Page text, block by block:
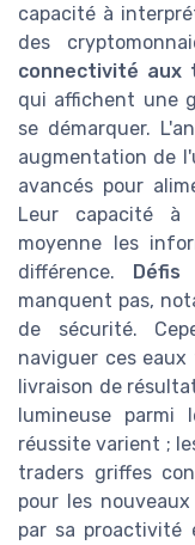
capacité à
des
connectivité aux
qui affichent une
se démarquer.
augmentation de
avancés pour
Leur capacité à
moyenne les
différence.
manquent pas,
de sécurité.
naviguer ces
livraison de
lumineuse
réussite varient ;
traders griffes
pour les
par sa proactivité